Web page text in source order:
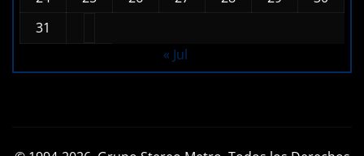
« Jul
© 1994-2026, Grupo Stereo Metro. Todos los Derechos